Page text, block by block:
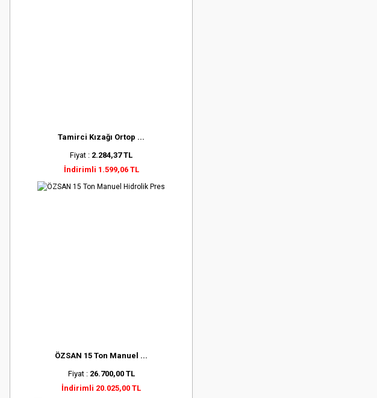
Tamirci Kızağı Ortop ...
Fiyat : 2.284,37 TL
İndirimli 1.599,06 TL
ÖZSAN 15 Ton Manuel ...
Fiyat : 26.700,00 TL
İndirimli 20.025,00 TL